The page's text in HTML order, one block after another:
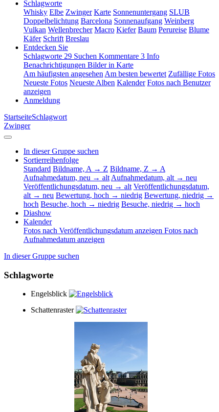
Schlagworte
Whisky Elbe Zwinger Karte Sonnenuntergang SLUB
Doppelbelichtung Barcelona Sonnenaufgang Weinberg
Vulkan Wellenbrecher Macro Kiefer Baum Perureise Blume
Käfer Schrift Breslau
Entdecken Sie
Schlagworte 29 Suchen Kommentare 3 Info
Benachrichtigungen Bilder in Karte
Am häufigsten angesehen Am besten bewertet Zufällige Fotos
Neueste Fotos Neueste Alben Kalender Fotos nach Benutzer
anzeigen
Anmeldung
StartseiteSchlagwort
Zwinger
In dieser Gruppe suchen
Sortierreihenfolge
Standard Bildname, A → Z Bildname, Z → A
Aufnahmedatum, neu → alt Aufnahmedatum, alt → neu
Veröffentlichungsdatum, neu → alt Veröffentlichungsdatum,
alt → neu Bewertung, hoch → niedrig Bewertung, niedrig →
hoch Besuche, hoch → niedrig Besuche, niedrig → hoch
Diashow
Kalender
Fotos nach Veröffentlichungsdatum anzeigen Fotos nach
Aufnahmedatum anzeigen
In dieser Gruppe suchen
Schlagworte
Engelsblick
Schattenraster